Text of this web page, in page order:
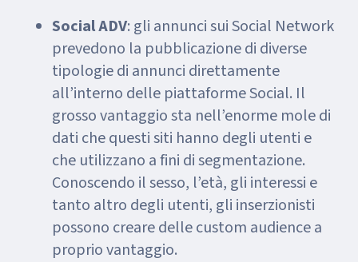
Social ADV: gli annunci sui Social Network
prevedono la pubblicazione di diverse
tipologie di annunci direttamente
all’interno delle piattaforme Social. Il
grosso vantaggio sta nell’enorme mole di
dati che questi siti hanno degli utenti e
che utilizzano a fini di segmentazione.
Conoscendo il sesso, l’età, gli interessi e
tanto altro degli utenti, gli inserzionisti
possono creare delle custom audience a
proprio vantaggio.